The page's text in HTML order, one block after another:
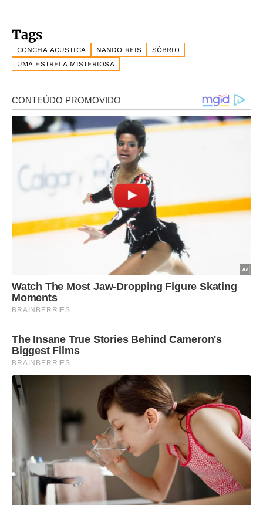
Tags
CONCHA ACUSTICA NANDO REIS
SÓBRIO
UMA ESTRELA MISTERIOSA